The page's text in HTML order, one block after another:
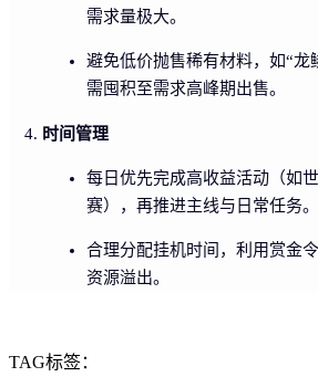
需求量极大。
避免低价抛售稀有材料，如“龙
需囤积至需求高峰期出售。
时间管理
每日优先完成高收益活动（如
赛），再推进主线与日常任务。
合理分配挂机时间，利用赏金
资源溢出。
TAG标签：